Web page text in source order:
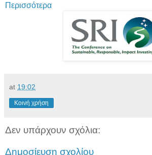
Περισσότερα
at 19:02
Κοινή χρήση
Δεν υπάρχουν σχόλια:
Δημοσίευση σχολίου